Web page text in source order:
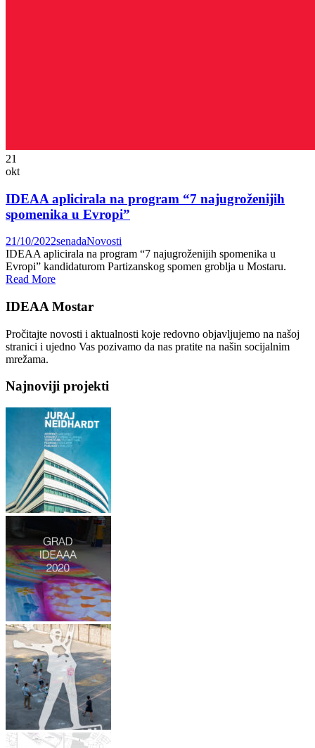
21
okt
IDEAA aplicirala na program “7 najugroženijih
spomenika u Evropi”
21/10/2022senadaNovosti
IDEAA aplicirala na program “7 najugroženijih spomenika u
Evropi” kandidaturom Partizanskog spomen groblja u Mostaru.
Read More
IDEAA Mostar
Pročitajte novosti i aktualnosti koje redovno objavljujemo na našoj
stranici i ujedno Vas pozivamo da nas pratite na našin socijalnim
mrežama.
Najnoviji projekti